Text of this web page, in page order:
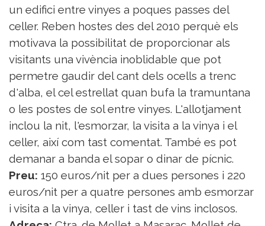
un edifici entre vinyes a poques passes del
celler. Reben hostes des del 2010 perquè els
motivava la possibilitat de proporcionar als
visitants una vivència inoblidable que pot
permetre gaudir del cant dels ocells a trenc
d'alba, el cel estrellat quan bufa la tramuntana
o les postes de sol entre vinyes. L'allotjament
inclou la nit, l'esmorzar, la visita a la vinya i el
celler, així com tast comentat. També es pot
demanar a banda el sopar o dinar de pícnic.
Preu: 150 euros/nit per a dues persones i 220
euros/nit per a quatre persones amb esmorzar
i visita a la vinya, celler i tast de vins inclosos.